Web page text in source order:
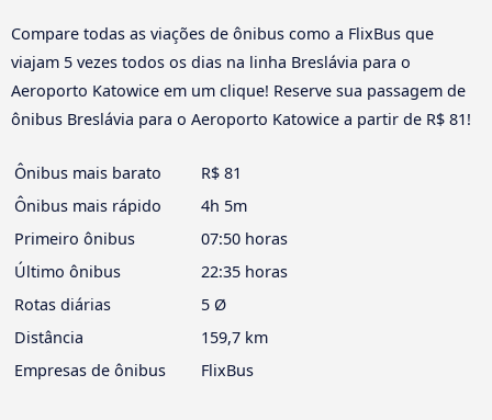
Compare todas as viações de ônibus como a FlixBus que
viajam 5 vezes todos os dias na linha Breslávia para o
Aeroporto Katowice em um clique! Reserve sua passagem de
ônibus Breslávia para o Aeroporto Katowice a partir de R$ 81!
Ônibus mais barato
R$ 81
Ônibus mais rápido
4h 5m
Primeiro ônibus
07:50 horas
Último ônibus
22:35 horas
Rotas diárias
5 Ø
Distância
159,7 km
Empresas de ônibus
FlixBus